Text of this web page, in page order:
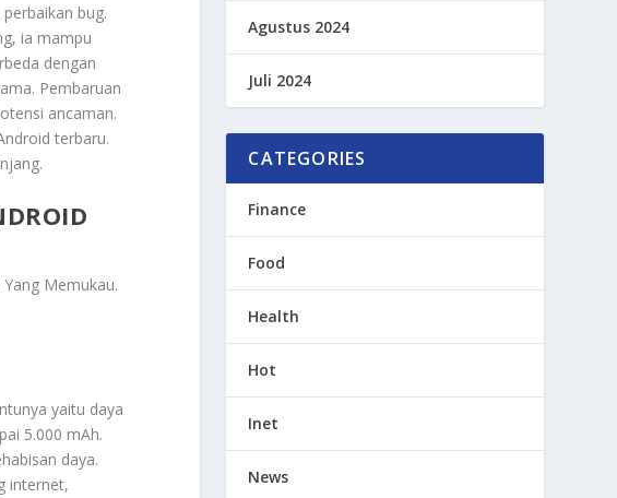
bug.
ia mampu
dengan
Pembaruan
ancaman.
terbaru.
Memukau.
yaitu daya
5.000 mAh.
daya.
internet,
Agustus 2024
Juli 2024
CATEGORIES
Finance
Food
Health
Hot
Inet
News